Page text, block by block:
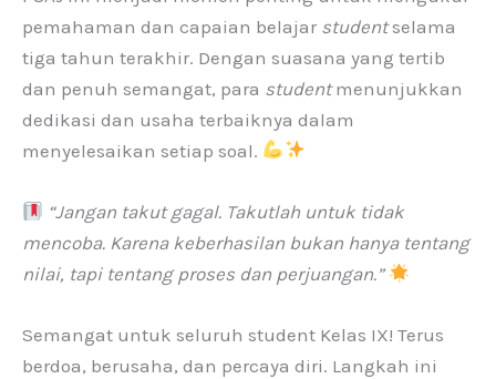
pemahaman dan capaian belajar studentselama
tiga tahun terakhir. Dengan suasana yang tertib
dan penuh semangat, para studentmenunjukkan
dedikasi dan usaha terbaiknya dalam
menyelesaikan setiap soal.
“Jangan takut gagal. Takutlah untuk tidak
mencoba. Karena keberhasilan bukan hanya tentang
nilai, tapi tentang proses dan perjuangan.”
Semangat untuk seluruh student Kelas IX! Terus
berdoa, berusaha, dan percaya diri. Langkah ini